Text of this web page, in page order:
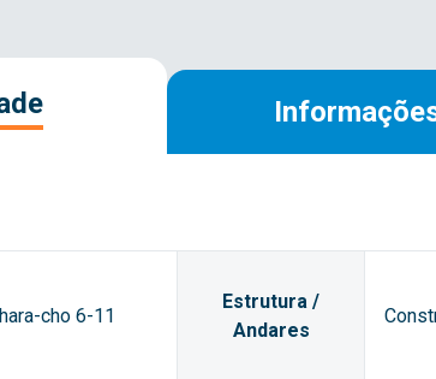
cho 6-11
Estrutura /
Andares